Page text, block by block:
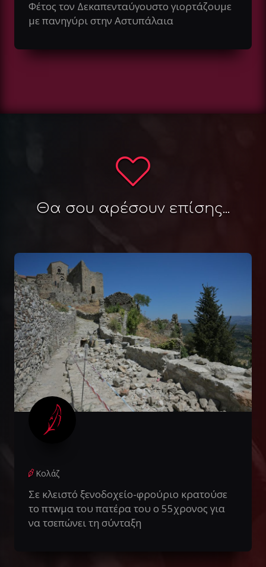
Φέτος τον Δεκαπενταύγουστο γιορτάζουμε
με πανηγύρι στην Αστυπάλαια
Θα σου αρέσουν επίσης...
Κολάζ
Σε κλειστό ξενοδοχείο-φρούριο κρατούσε
το πτwμα του πατέρα του ο 55χρονος για
να τσεπώνει τη σύνταξη